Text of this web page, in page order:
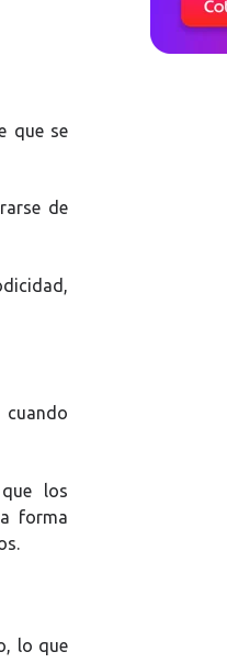
que se
de
los
forma
lo que